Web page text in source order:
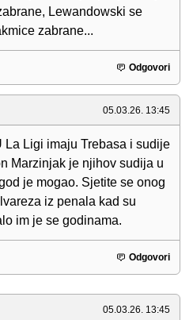
Lewandowski se
zabrane...
Odgovori
05.03.26. 13:45
La Ligi imaju Trebasa i sudije
Marzinjak je njihov sudija u
je mogao. Sjetite se onog
iz penala kad su
im je se godinama.
Odgovori
05.03.26. 13:45